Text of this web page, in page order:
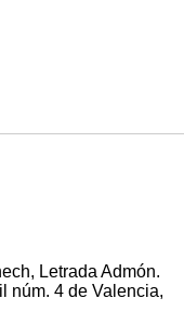
Letrada Admón.
núm. 4 de Valencia,